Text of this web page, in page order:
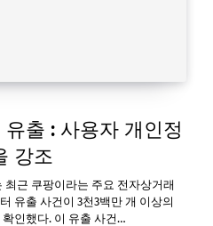
유출 : 사용자 개인정
강조
근 쿠팡이라는 주요 전자상거래
유출 사건이 3천3백만 개 이상의
인했다. 이 유출 사건…